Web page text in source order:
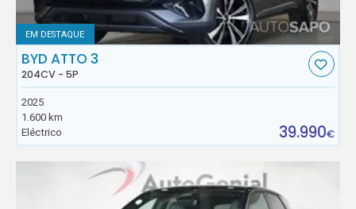
EM DESTAQUE
BYD ATTO 3
204CV - 5P
2025
1.600 km
Eléctrico
39.990€